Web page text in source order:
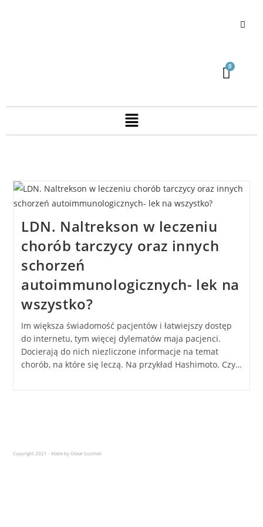
LDN. Naltrekson w leczeniu
chorób tarczycy oraz innych
schorzeń
autoimmunologicznych- lek na
wszystko?
Im większa świadomość pacjentów i łatwiejszy dostęp
do internetu, tym więcej dylematów maja pacjenci.
Docierają do nich niezliczone informacje na temat
chorób, na które się leczą. Na przykład Hashimoto. Czy…
Copyright 2021 - Made by Oskar Łoziński